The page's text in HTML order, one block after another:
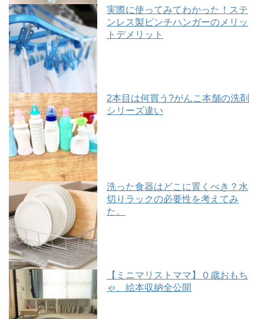
実際に使ってみてわかった！ステ
ンレス製ピンチハンガーのメリッ
トデメリット
2本目は何買う?がんこ本舗の洗剤
シリーズ違い
洗った食器はどこに置くべき？水
切りラックの必要性を考えてみ
た。
【ミニマリストママ】０歳おもち
ゃ、絵本収納全公開